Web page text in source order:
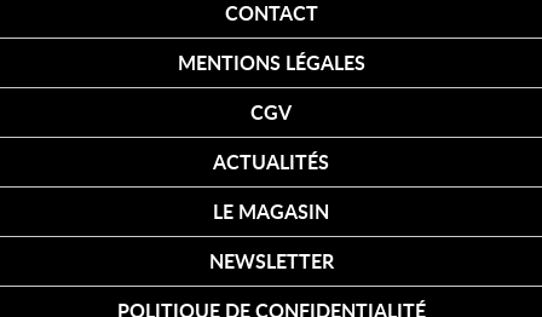
CONTACT
MENTIONS LÉGALES
CGV
ACTUALITÉS
LE MAGASIN
NEWSLETTER
POLITIQUE DE CONFIDENTIALITÉ